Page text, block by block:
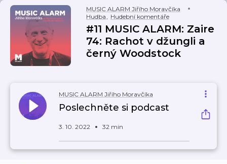
MUSIC ALARM Jiřího Moravčíka
Hudba, Hudební komentáře
#11 MUSIC ALARM: Zaire
74: Rachot v džungli a
černý Woodstock
MUSIC ALARM Jiřího Moravčíka
Poslechněte si podcast
3. 10. 2022 32 min